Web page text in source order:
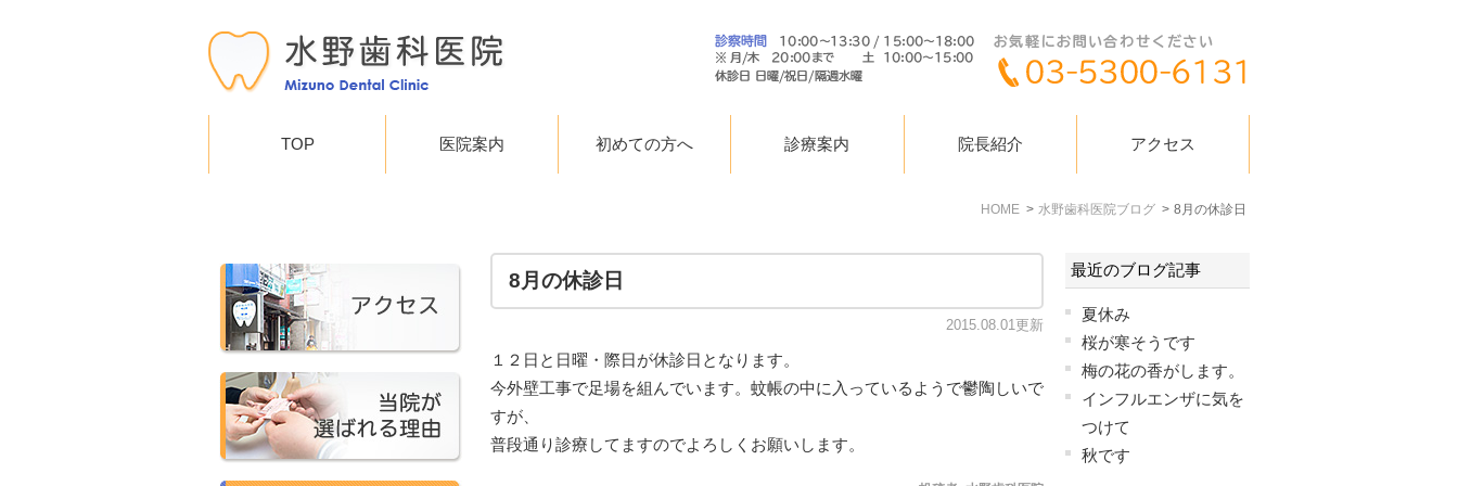
TOP 医院案内 初めての方へ 診療案内 院長紹介 アクセス
HOME 水野歯科医院ブログ 8月の休診日
8月の休診日
2015.08.01更新
１２日と日曜・際日が休診日となります。
今外壁工事で足場を組んでいます。蚊帳の中に入っているようで鬱陶しいで
すが、
普段通り診療してますのでよろしくお願いします。
最近のブログ記事
夏休み
桜が寒そうです
梅の花の香がします。
インフルエンザに気を
つけて
秋です